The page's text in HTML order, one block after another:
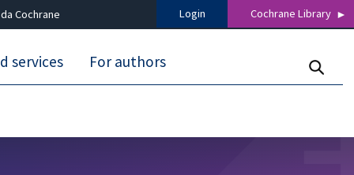
Cochrane Login Cochrane Library
services For authors